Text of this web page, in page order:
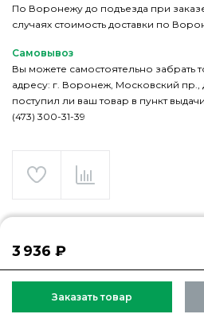
По Воронежу до подъезда при
случаях стоимость доставки по
Самовывоз
Вы можете самостоятельно забрать
адресу: г. Воронеж, Московский пр.,
поступил ли ваш товар в пункт
(473) 300-31-39
3 936 ₽
Заказать товар